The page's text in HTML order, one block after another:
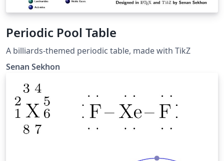
Periodic Pool Table
A billiards-themed periodic table, made with TikZ
Senan Sekhon